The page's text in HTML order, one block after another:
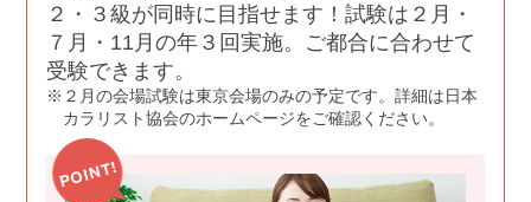
２・３級が同時に目指せます！試験は２月・
７月・11月の年３回実施。ご都合に合わせて
受験できます。
２月の会場試験は東京会場のみの予定です。詳細は日本
カラリスト協会のホームページをご確認ください。